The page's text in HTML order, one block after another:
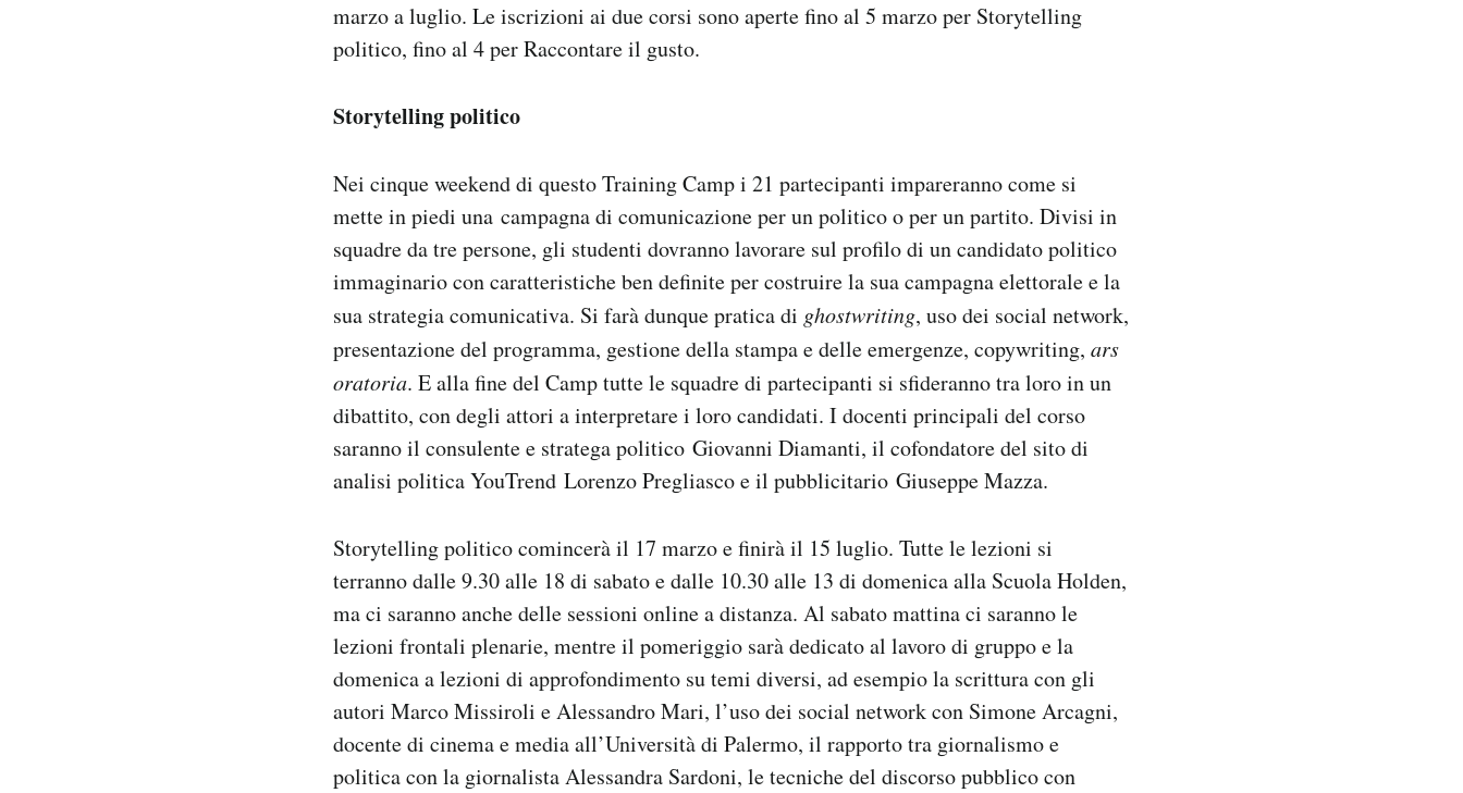
marzo a luglio. Le iscrizioni ai due corsi sono aperte fino al 5 marzo per Storytelling
politico, fino al 4 per Raccontare il gusto.
Storytelling politico
Nei cinque weekend di questo Training Camp i 21 partecipanti impareranno come si
mette in piedi una campagna di comunicazione per un politico o per un partito. Divisi in
squadre da tre persone, gli studenti dovranno lavorare sul profilo di un candidato politico
immaginario con caratteristiche ben definite per costruire la sua campagna elettorale e la
sua strategia comunicativa. Si farà dunque pratica di ghostwriting, uso dei social network,
presentazione del programma, gestione della stampa e delle emergenze, copywriting, ars
oratoria. E alla fine del Camp tutte le squadre di partecipanti si sfideranno tra loro in un
dibattito, con degli attori a interpretare i loro candidati. I docenti principali del corso
saranno il consulente e stratega politico Giovanni Diamanti, il cofondatore del sito di
analisi politica YouTrend Lorenzo Pregliasco e il pubblicitario Giuseppe Mazza.
Storytelling politico comincerà il 17 marzo e finirà il 15 luglio. Tutte le lezioni si
terranno dalle 9.30 alle 18 di sabato e dalle 10.30 alle 13 di domenica alla Scuola Holden,
ma ci saranno anche delle sessioni online a distanza. Al sabato mattina ci saranno le
lezioni frontali plenarie, mentre il pomeriggio sarà dedicato al lavoro di gruppo e la
domenica a lezioni di approfondimento su temi diversi, ad esempio la scrittura con gli
autori Marco Missiroli e Alessandro Mari, l’uso dei social network con Simone Arcagni,
docente di cinema e media all’Università di Palermo, il rapporto tra giornalismo e
politica con la giornalista Alessandra Sardoni, le tecniche del discorso pubblico con